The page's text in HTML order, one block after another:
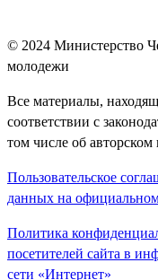
© 2024 Министерство
молодежи
Все материалы,
соответствии с
том числе об
Пользовательское
данных на
Политика
посетителей сайта в
сети «Интернет»